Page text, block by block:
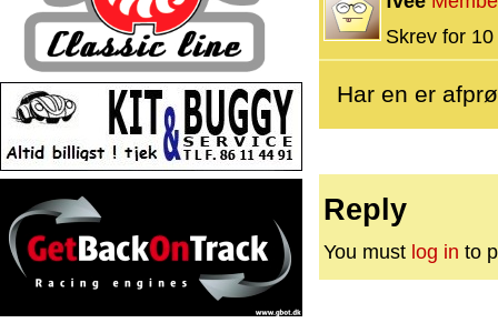
Skrev for
Har en er
Reply
You must log in to